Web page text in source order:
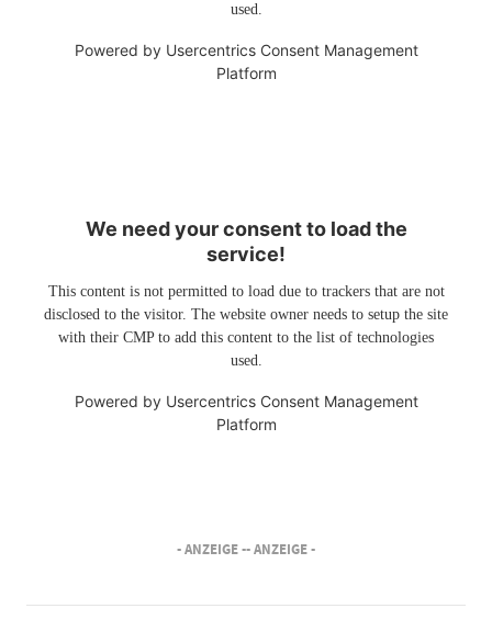
used.
Powered by Usercentrics Consent Management
Platform
We need your consent to load the
service!
This content is not permitted to load due to trackers that are not
disclosed to the visitor. The website owner needs to setup the site
with their CMP to add this content to the list of technologies
used.
Powered by Usercentrics Consent Management
Platform
- ANZEIGE -- ANZEIGE -